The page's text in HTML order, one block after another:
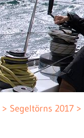
Segeltörns 2017